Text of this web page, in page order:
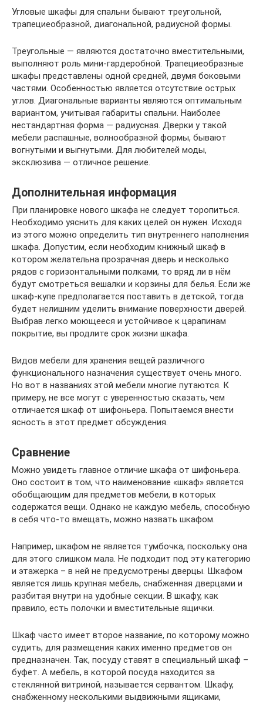
Угловые шкафы для спальни бывают треугольной,
трапециеобразной, диагональной, радиусной формы.
Треугольные — являются достаточно вместительными,
выполняют роль мини-гардеробной. Трапециеобразные
шкафы представлены одной средней, двумя боковыми
частями. Особенностью является отсутствие острых
углов. Диагональные варианты являются оптимальным
вариантом, учитывая габариты спальни. Наиболее
нестандартная форма — радиусная. Дверки у такой
мебели распашные, волнообразной формы, бывают
вогнутыми и выгнутыми. Для любителей моды,
эксклюзива — отличное решение.
Дополнительная информация
При планировке нового шкафа не следует торопиться.
Необходимо уяснить для каких целей он нужен. Исходя
из этого можно определить тип внутреннего наполнения
шкафа. Допустим, если необходим книжный шкаф в
котором желательна прозрачная дверь и несколько
рядов с горизонтальными полками, то вряд ли в нём
будут смотреться вешалки и корзины для белья. Если же
шкаф-купе предполагается поставить в детской, тогда
будет нелишним уделить внимание поверхности дверей.
Выбрав легко моющееся и устойчивое к царапинам
покрытие, вы продлите срок жизни шкафа.
Видов мебели для хранения вещей различного
функционального назначения существует очень много.
Но вот в названиях этой мебели многие путаются. К
примеру, не все могут с уверенностью сказать, чем
отличается шкаф от шифоньера. Попытаемся внести
ясность в этот предмет обсуждения.
Сравнение
Можно увидеть главное отличие шкафа от шифоньера.
Оно состоит в том, что наименование «шкаф» является
обобщающим для предметов мебели, в которых
содержатся вещи. Однако не каждую мебель, способную
в себя что-то вмещать, можно назвать шкафом.
Например, шкафом не является тумбочка, поскольку она
для этого слишком мала. Не подходит под эту категорию
и этажерка – в ней не предусмотрены дверцы. Шкафом
является лишь крупная мебель, снабженная дверцами и
разбитая внутри на удобные секции. В шкафу, как
правило, есть полочки и вместительные ящички.
Шкаф часто имеет второе название, по которому можно
судить, для размещения каких именно предметов он
предназначен. Так, посуду ставят в специальный шкаф –
буфет. А мебель, в которой посуда находится за
стеклянной витриной, называется сервантом. Шкафу,
снабженному несколькими выдвижными ящиками,